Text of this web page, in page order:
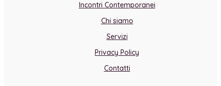
Incontri Contemporanei
Chi siamo
Servizi
Privacy Policy
Contatti